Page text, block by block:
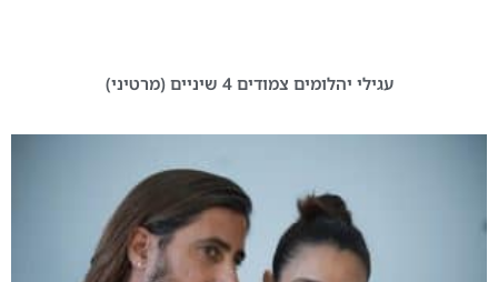
עגילי יהלומים צמודים 4 שיניים (מרטיני)